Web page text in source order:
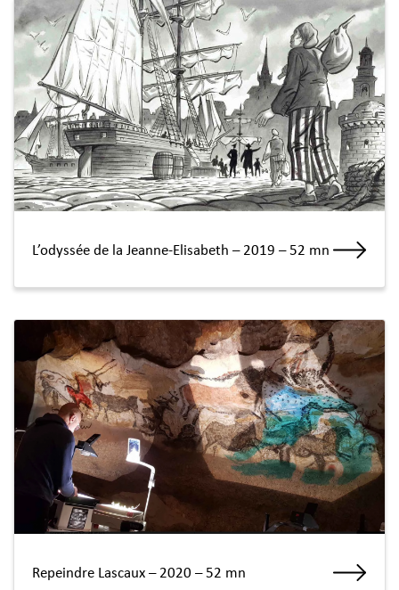
L’odyssée de la Jeanne-Elisabeth – 2019 – 52 mn
Repeindre Lascaux – 2020 – 52 mn